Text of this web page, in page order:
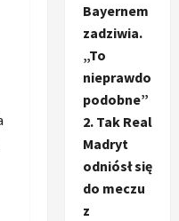
Bayernem
zadziwia.
„To
nieprawdo
podobne”
2. Tak Real
Madryt
odniósł się
do meczu
z